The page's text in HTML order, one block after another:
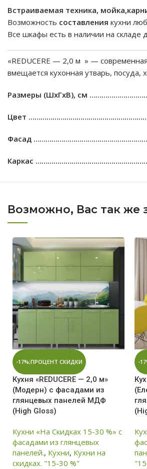
Встраиваемая техника,
Возможность составления кухни
Все шкафы есть в наличии на складе
«REDUCERE — 2,0 м » —
вмещается кухонная утварь, посуда,
Размеры (ШхГхВ), см
Цвет
Фасад
Каркас
Возможно, Вас так же
-17%;ПРОЦЕНТ СКИДКИ
Кухня «REDUCERE — 2,0 м»
(Модерн) с фасадами из
глянцевых панелей МДФ
(High Gloss)
Кухни «На Скидках 15-30 %» с
фасадами из глянцевых
панелей., Кухни, Кухни на
скидках. "15-30 %"
-